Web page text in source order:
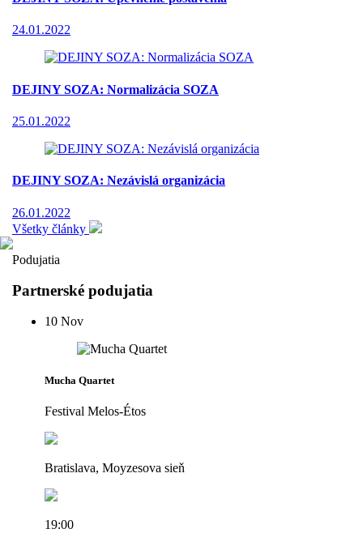
24.01.2022
DEJINY SOZA: Normalizácia SOZA
25.01.2022
DEJINY SOZA: Nezávislá organizácia
26.01.2022
Všetky články
Podujatia
Partnerské podujatia
10 Nov
Mucha Quartet
Festival Melos-Étos
Bratislava, Moyzesova sieň
19:00